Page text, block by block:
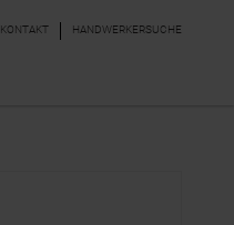
KONTAKT HANDWERKERSUCHE